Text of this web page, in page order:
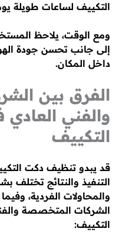
التكييف لساعات طويلة
ومع الوقت، يلاحظ
إلى جانب تحسن جودة
داخل المكان.
الفرق بين
والفني
التكييف
قد يبدو تنظيف دكت
التنفيذ والنتائج
والمحاولات الفردية،
الشركات المتخصصة
التكييف: